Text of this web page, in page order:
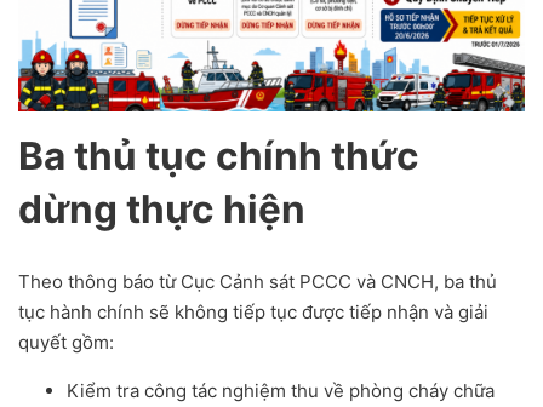
Ba thủ tục chính thức
dừng thực hiện
Theo thông báo từ Cục Cảnh sát PCCC và CNCH, ba thủ
tục hành chính sẽ không tiếp tục được tiếp nhận và giải
quyết gồm:
Kiểm tra công tác nghiệm thu về phòng cháy chữa